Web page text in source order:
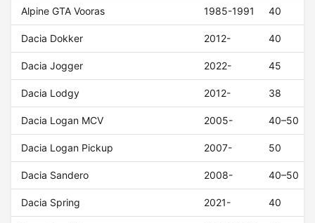
Alpine GTA Vooras 1985-1991 40
Dacia Dokker 2012- 40
Dacia Jogger 2022- 45
Dacia Lodgy 2012- 38
Dacia Logan MCV 2005- 40–50
Dacia Logan Pickup 2007- 50
Dacia Sandero 2008- 40–50
Dacia Spring 2021- 40